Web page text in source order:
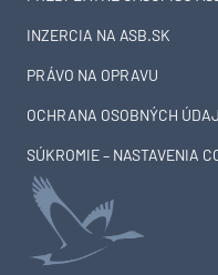
INZERCIA NA ASB.SK
PRÁVO NA OPRAVU
OCHRANA OSOBNÝCH
SÚKROMIE – NASTAVENIA